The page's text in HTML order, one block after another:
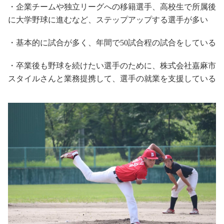
・企業チームや独立リーグへの移籍選手、高校生で所属後
に大学野球に進むなど、ステップアップする選手が多い
・基本的に試合が多く、年間で50試合程の試合をしている
・卒業後も野球を続けたい選手のために、株式会社嘉麻市
スタイルさんと業務提携して、選手の就業を支援している